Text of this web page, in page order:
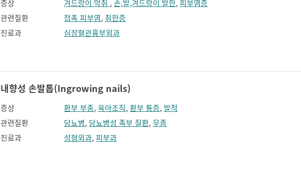
증상 겨드랑이 악취 ,손,발,겨드랑이 발한,피부염증
관련질환
접촉 피부염,취한증
진료과
심장혈관흉부외과
내향성 손발톱(Ingrowing nails)
증상 환부 부종,육아조직,환부 통증, 발적
관련질환
당뇨병, 당뇨병성 족부 질환,무좀
진료과
성형외과,피부과